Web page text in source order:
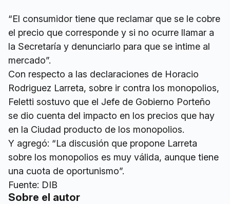
“El consumidor tiene que reclamar que se le cobre
el precio que corresponde y si no ocurre llamar a
la Secretaría y denunciarlo para que se intime al
mercado”.
Con respecto a las declaraciones de Horacio
Rodriguez Larreta, sobre ir contra los monopolios,
Feletti sostuvo que el Jefe de Gobierno Porteño
se dio cuenta del impacto en los precios que hay
en la Ciudad producto de los monopolios.
Y agregó: “La discusión que propone Larreta
sobre los monopolios es muy válida, aunque tiene
una cuota de oportunismo”.
Fuente: DIB
Sobre el autor